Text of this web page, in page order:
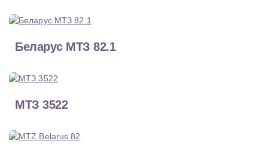
Беларус МТЗ 82.1
МТЗ 3522